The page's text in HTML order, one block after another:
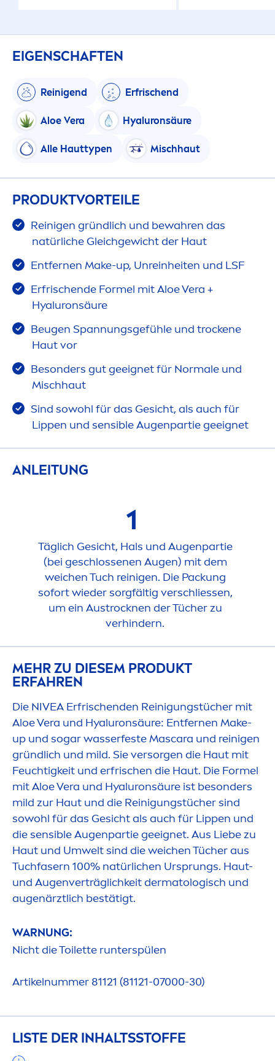
EIGENSCHAFTEN
Reinigend Erfrischend
Aloe Vera Hyaluronsäure
Alle Hauttypen Mischhaut
PRODUKTVORTEILE
Reinigen gründlich und bewahren das
natürliche Gleichgewicht der Haut
Entfernen Make-up, Unreinheiten und LSF
Erfrischende Formel mit Aloe Vera +
Hyaluronsäure
Beugen Spannungsgefühle und trockene
Haut vor
Besonders gut geeignet für Normale und
Mischhaut
Sind sowohl für das Gesicht, als auch für
Lippen und sensible Augenpartie geeignet
ANLEITUNG
1
Täglich Gesicht, Hals und Augenpartie
(bei geschlossenen Augen) mit dem
weichen Tuch reinigen. Die Packung
sofort wieder sorgfältig verschliessen,
um ein Austrocknen der Tücher zu
verhindern.
MEHR ZU DIESEM PRODUKT
ERFAHREN
Die NIVEA Erfrischenden Reinigungstücher mit
Aloe Vera und Hyaluronsäure: Entfernen Make-
up und sogar wasserfeste Mascara und reinigen
gründlich und mild. Sie versorgen die Haut mit
Feuchtigkeit und erfrischen die Haut. Die Formel
mit Aloe Vera und Hyaluronsäure ist besonders
mild zur Haut und die Reinigungstücher sind
sowohl für das Gesicht als auch für Lippen und
die sensible Augenpartie geeignet. Aus Liebe zu
Haut und Umwelt sind die weichen Tücher aus
Tuchfasern 100% natürlichen Ursprungs. Haut-
und Augenverträglichkeit dermatologisch und
augenärztlich bestätigt.
WARNUNG:
Nicht die Toilette runterspülen
Artikelnummer 81121 (81121-07000-30)
LISTE DER INHALTSSTOFFE